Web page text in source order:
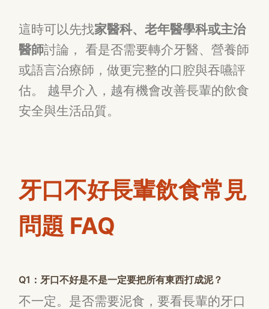
這時可以先找家醫科、老年醫學科或主治
醫師討論， 看是否需要轉介牙醫、營養師
或語言治療師，做更完整的口腔與吞嚥評
估。 越早介入，越有機會改善長輩的飲食
安全與生活品質。
牙口不好長輩飲食常見
問題 FAQ
Q1：牙口不好是不是一定要把所有東西打成泥？
不一定。是否需要泥食，要看長輩的牙口